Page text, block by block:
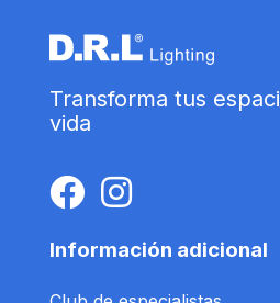
Transforma tus
vida
Información adicional